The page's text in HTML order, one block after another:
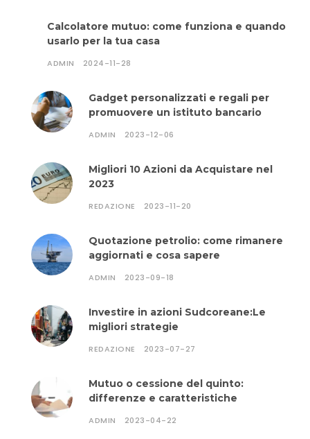
Calcolatore mutuo: come funziona e quando
usarlo per la tua casa
ADMIN 2024-11-28
Gadget personalizzati e regali per
promuovere un istituto bancario
ADMIN 2023-12-06
Migliori 10 Azioni da Acquistare nel
2023
REDAZIONE 2023-11-20
Quotazione petrolio: come rimanere
aggiornati e cosa sapere
ADMIN 2023-09-18
Investire in azioni Sudcoreane:Le
migliori strategie
REDAZIONE 2023-07-27
Mutuo o cessione del quinto:
differenze e caratteristiche
ADMIN 2023-04-22